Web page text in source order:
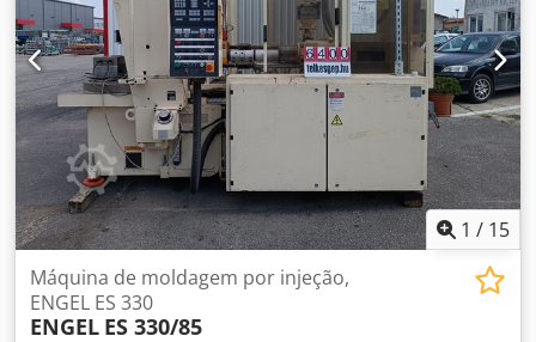
23.905 horas de funcionamento. A máquina foi utilizada
exclusivamente para testes de amostras. Inspeção sob
energia possível a qualquer momento! Dados técnicos
conforme imagens! Máquina disponível imediatamente!
Dkjdpfx Adjy Iwlasler
1 / 15
Máquina de moldagem por injeção,
ENGEL ES 330
ENGEL ES 330/85